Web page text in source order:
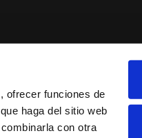
ofrecer funciones de
haga del sitio web
con otra
© 2023 Conservas Serrats